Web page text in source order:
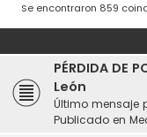
Se encontraron 859
PÉRDIDA DE
León
Último mensaje
Publicado en